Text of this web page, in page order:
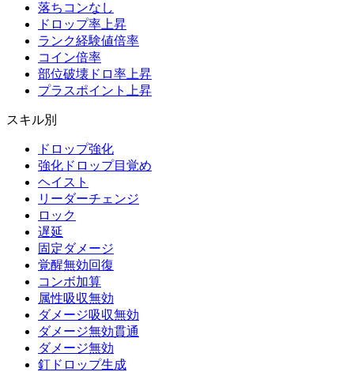
落ちコンなし
ドロップ率上昇
ランク経験値倍率
コイン倍率
部位破壊ドロ率上昇
プラスポイント上昇
スキル別
ドロップ強化
強化ドロップ目覚め
ヘイスト
リーダーチェンジ
ロック
遅延
固定ダメージ
覚醒無効回復
コンボ加算
属性吸収無効
ダメージ吸収無効
ダメージ無効貫通
ダメージ無効
釘ドロップ生成